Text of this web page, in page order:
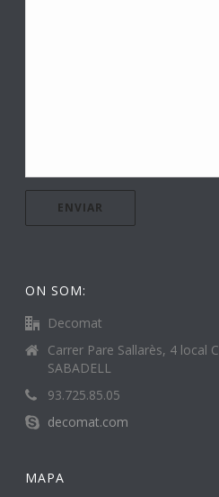
ON SOM:
Decomat
Carrer Pare Sallarès, 4 local C
SABADELL
93.725.85.05
decomat.com
MAPA